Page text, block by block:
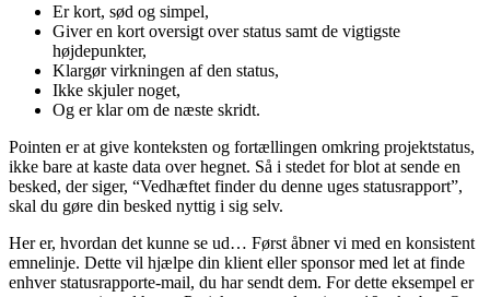
Er kort, sød og simpel,
Giver en kort oversigt over status samt de vigtigste
højdepunkter,
Klargør virkningen af den status,
Ikke skjuler noget,
Og er klar om de næste skridt.
Pointen er at give konteksten og fortællingen omkring projektstatus,
ikke bare at kaste data over hegnet. Så i stedet for blot at sende en
besked, der siger, “Vedhæftet finder du denne uges statusrapport”,
skal du gøre din besked nyttig i sig selv.
Her er, hvordan det kunne se ud… Først åbner vi med en konsistent
emnelinje. Dette vil hjælpe din klient eller sponsor med let at finde
enhver statusrapporte-mail, du har sendt dem. For dette eksempel er